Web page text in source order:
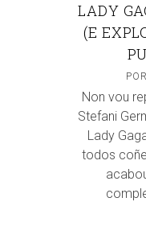
LADY
(E
POR
Non vou
Stefani
Lady
todos